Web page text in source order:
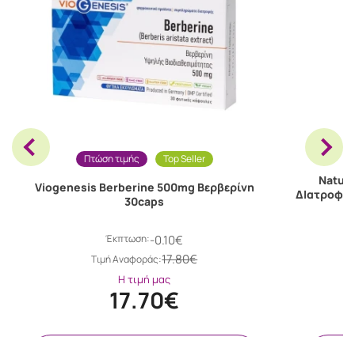
Πτώση τιμής Top Seller
Viogenesis Berberine 500mg Βερβερίνη
30caps
Έκπτωση:-0.10€
Tιμή Αναφοράς:17.80€
Η τιμή μας
17.70€